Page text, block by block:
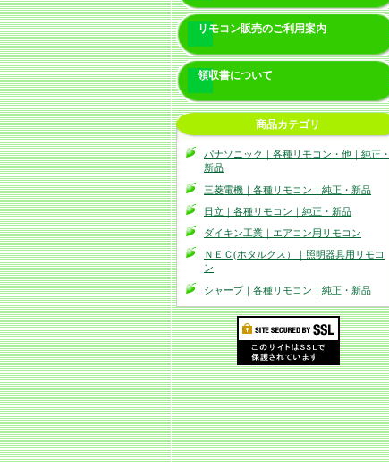
リモコン販売のご利用案内
領収書について
商品カテゴリ
パナソニック｜各種リモコン・他｜純正・
新品
三菱電機｜各種リモコン｜純正・新品
日立｜各種リモコン｜純正・新品
ダイキン工業｜エアコン用リモコン
ＮＥＣ(ホタルクス）｜照明器具用リモコ
ン
シャープ｜各種リモコン｜純正・新品